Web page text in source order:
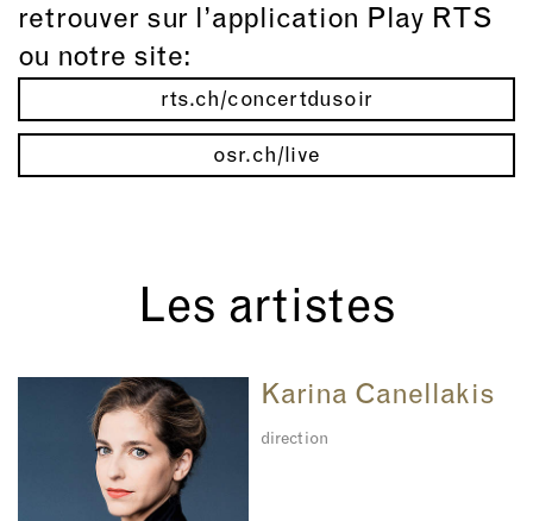
retrouver sur l’application Play RTS
ou notre site:
rts.ch/concertdusoir
osr.ch/live
Les artistes
Karina Canellakis
direction